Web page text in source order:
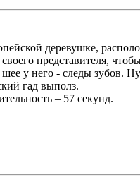
деревушке,
представителя,
у него - следы зубов.
гад выполз.
– 57 секунд.